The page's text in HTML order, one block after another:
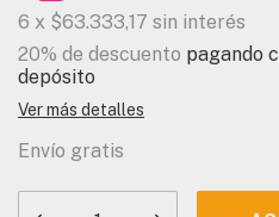
6 x $63.333,17 sin interés
20% de descuento pagando
depósito
Ver más detalles
Envío gratis